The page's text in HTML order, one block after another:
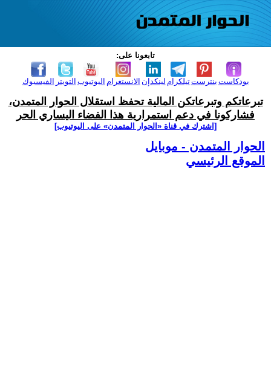
تابعونا على:
الفيسبوك التويتر اليوتيوب الانستغرام لينكدإن تيلكرامبنترست بودكاست
تبرعاتكم وتبرعاتكن المالية تحفظ استقلال الحوار المتمدن،
فشاركونا في دعم استمرارية هذا الفضاء اليساري الحر
[اشترك في قناة ‫«الحوار المتمدن» على اليوتيوب]
الحوار المتمدن - موبايل
الموقع الرئيسي